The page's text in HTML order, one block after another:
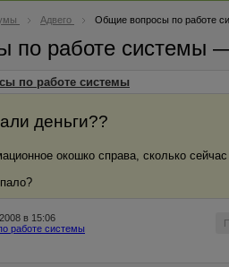
Адвего Общие вопросы по работе
по работе системы
по работе системы
деньги??
окошко справа, сколько
в 15:06
работе системы